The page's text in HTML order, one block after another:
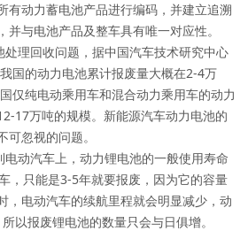
有动力蓄电池产品进行编码，并建立追溯
与电池产品及整车具有唯一对应性。
理回收问题，据中国汽车技术研究中心
国的动力电池累计报废量大概在2-4万
仅纯电动乘用车和混合动力乘用车的动力
17万吨的规模。新能源汽车动力电池的
忽视的问题。
动汽车上，动力锂电池的一般使用寿命
，只能是3-5年就要报废，因为它的容量
，电动汽车的续航里程就会明显减少，动
以报废锂电池的数量只会与日俱增。